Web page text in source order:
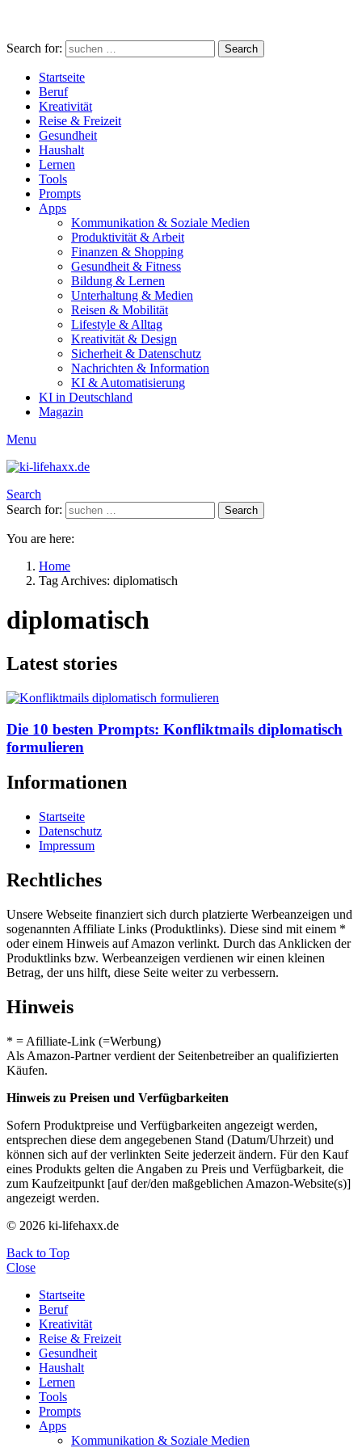
Search for: Search
Startseite
Beruf
Kreativität
Reise & Freizeit
Gesundheit
Haushalt
Lernen
Tools
Prompts
Apps
Kommunikation & Soziale Medien
Produktivität & Arbeit
Finanzen & Shopping
Gesundheit & Fitness
Bildung & Lernen
Unterhaltung & Medien
Reisen & Mobilität
Lifestyle & Alltag
Kreativität & Design
Sicherheit & Datenschutz
Nachrichten & Information
KI & Automatisierung
KI in Deutschland
Magazin
Menu
Search
Search for:
Search
You are here:
Home
Tag Archives: diplomatisch
diplomatisch
Latest stories
Die 10 besten Prompts: Konfliktmails diplomatisch
formulieren
Informationen
Startseite
Datenschutz
Impressum
Rechtliches
Unsere Webseite finanziert sich durch platzierte Werbeanzeigen und
sogenannten Affiliate Links (Produktlinks). Diese sind mit einem *
oder einem Hinweis auf Amazon verlinkt. Durch das Anklicken der
Produktlinks bzw. Werbeanzeigen verdienen wir einen kleinen
Betrag, der uns hilft, diese Seite weiter zu verbessern.
Hinweis
* = Afilliate-Link (=Werbung)
Als Amazon-Partner verdient der Seitenbetreiber an qualifizierten
Käufen.
Hinweis zu Preisen und Verfügbarkeiten
Sofern Produktpreise und Verfügbarkeiten angezeigt werden,
entsprechen diese dem angegebenen Stand (Datum/Uhrzeit) und
können sich auf der verlinkten Seite jederzeit ändern. Für den Kauf
eines Produkts gelten die Angaben zu Preis und Verfügbarkeit, die
zum Kaufzeitpunkt [auf der/den maßgeblichen Amazon-Website(s)]
angezeigt werden.
© 2026 ki-lifehaxx.de
Back to Top
Close
Startseite
Beruf
Kreativität
Reise & Freizeit
Gesundheit
Haushalt
Lernen
Tools
Prompts
Apps
Kommunikation & Soziale Medien